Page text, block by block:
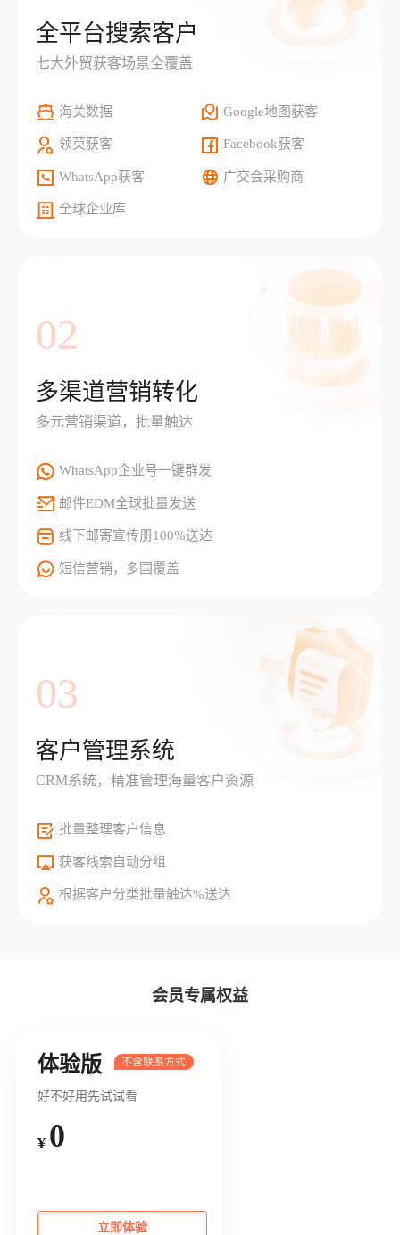
全平台搜索客户
七大外贸获客场景全覆盖
海关数据 Google地图获客
领英获客 Facebook获客
WhatsApp获客 广交会采购商
全球企业库
02
多渠道营销转化
多元营销渠道，批量触达
WhatsApp企业号一键群发
邮件EDM全球批量发送
线下邮寄宣传册100%送达
短信营销，多国覆盖
03
客户管理系统
CRM系统，精准管理海量客户资源
批量整理客户信息
获客线索自动分组
根据客户分类批量触达%送达
会员专属权益
体验版
好不好用先试试看
¥ 0
立即体验